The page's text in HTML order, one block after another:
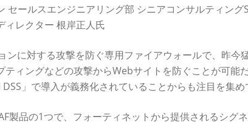
セールスエンジニアリング部 シニアコンサルティング
ィレクター 根岸正人氏
ンに対する攻撃を防ぐ専用ファイアウォールで、昨今
ティングなどの攻撃からWebサイトを防ぐことが可能
」で導入が義務化されていることからも注目を集め
製品の1つで、フォーティネットから提供されるシグ